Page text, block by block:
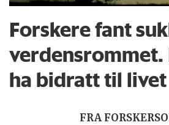
Forskere fant
verdensrommet.
ha bidratt til
FRA